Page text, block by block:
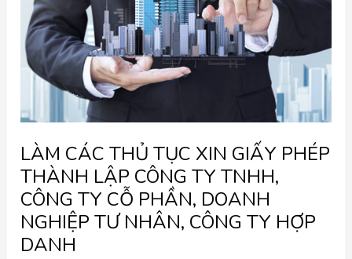
LÀM CÁC THỦ TỤC XIN GIẤY PHÉP
THÀNH LẬP CÔNG TY TNHH,
CÔNG TY CỖ PHẦN, DOANH
NGHIỆP TƯ NHÂN, CÔNG TY HỢP
DANH
CÔNG
TY
TNHH,
CÔNG
TY
CỖ
PHẦN,
DOANH
NGHIỆP
TƯ
CÔNG
TY
HỢP
DANH